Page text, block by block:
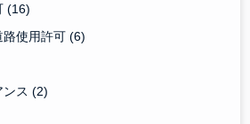
(16)
路使用許可(6)
ンス(2)